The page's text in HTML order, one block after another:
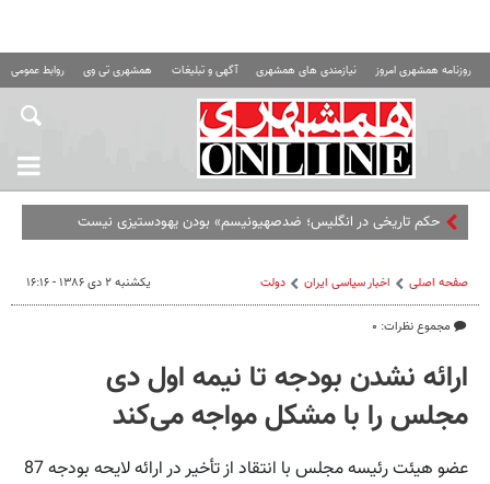
روزنامه همشهری امروز نیازمندی های همشهری آگهی و تبلیغات همشهری تی وی روابط عمومی
حکم تاریخی در انگلیس؛ ضدصهیونیسم» بودن یهودستیزی نیست
صفحه اصلی اخبار سیاسی ایران دولت
مجموع نظرات: ۰
یکشنبه ۲ دی ۱۳۸۶ - ۱۶:۱۶
ارائه نشدن بودجه تا نیمه اول دی
مجلس را با مشکل مواجه می‌کند
عضو هیئت رئیسه مجلس با انتقاد از تأخیر در ارائه لایحه بودجه 87